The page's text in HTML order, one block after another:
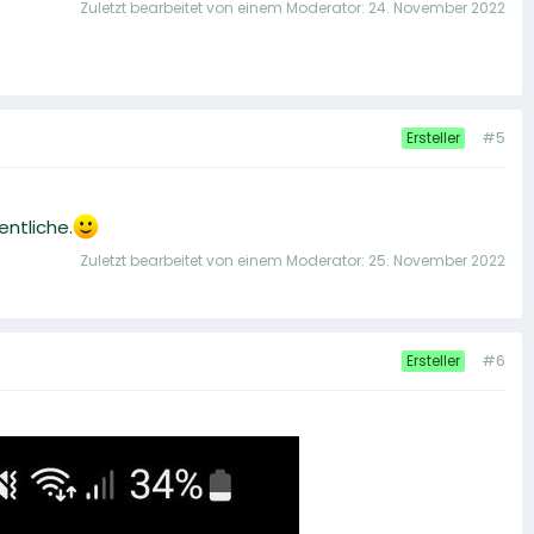
Zuletzt bearbeitet von einem Moderator: 24. November 2022
Ersteller #5
Zuletzt bearbeitet von einem Moderator: 25. November 2022
Ersteller #6